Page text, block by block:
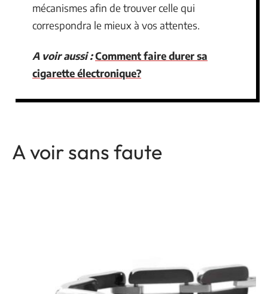
mécanismes afin de trouver celle qui
correspondra le mieux à vos attentes.
A voir aussi :Comment faire durer sa
cigarette électronique?
A voir sans faute